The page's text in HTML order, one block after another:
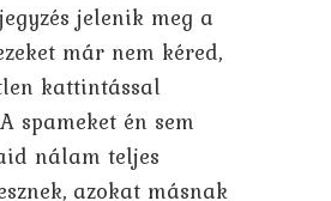
jelenik meg a
már nem kéred,
kattintással
spameket én sem
nálam teljes
azokat másnak